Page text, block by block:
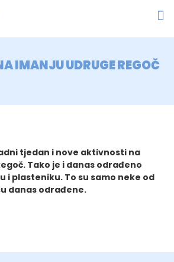
IMANJU UDRUGE REGOČ
tjedan i nove aktivnosti na
Tako je i danas odrađeno
i plasteniku. To su samo neke od
danas odrađene.